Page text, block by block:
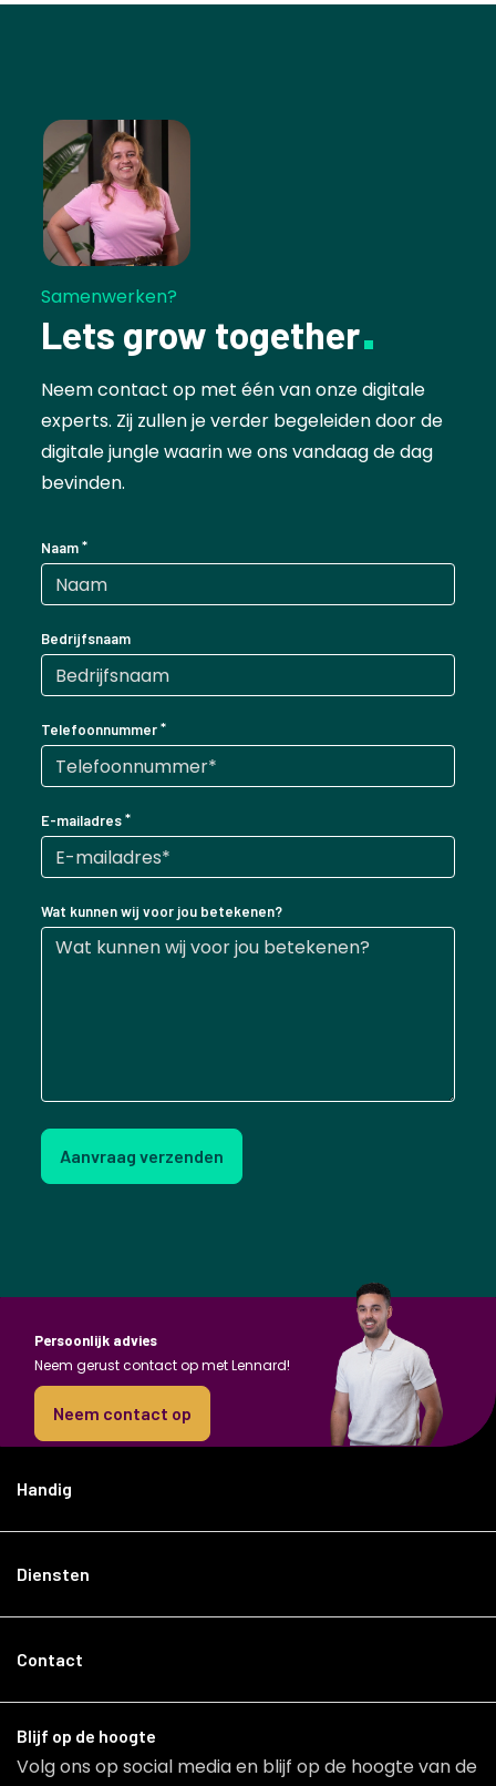
Samenwerken?
Lets grow together
Neem contact op met één van onze digitale
experts. Zij zullen je verder begeleiden door de
digitale jungle waarin we ons vandaag de dag
bevinden.
Naam
Bedrijfsnaam
Telefoonnummer
E-mailadres
Wat kunnen wij voor jou betekenen?
Aanvraag verzenden
Persoonlijk advies
Neem gerust contact op met Lennard!
Neem contact op
Handig
Diensten
Contact
Blijf op de hoogte
Volg ons op social media en blijf op de hoogte van de